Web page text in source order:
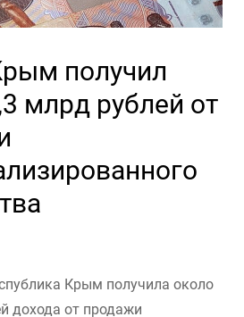
получил
млрд рублей от
Крым получила около
дохода от продажи